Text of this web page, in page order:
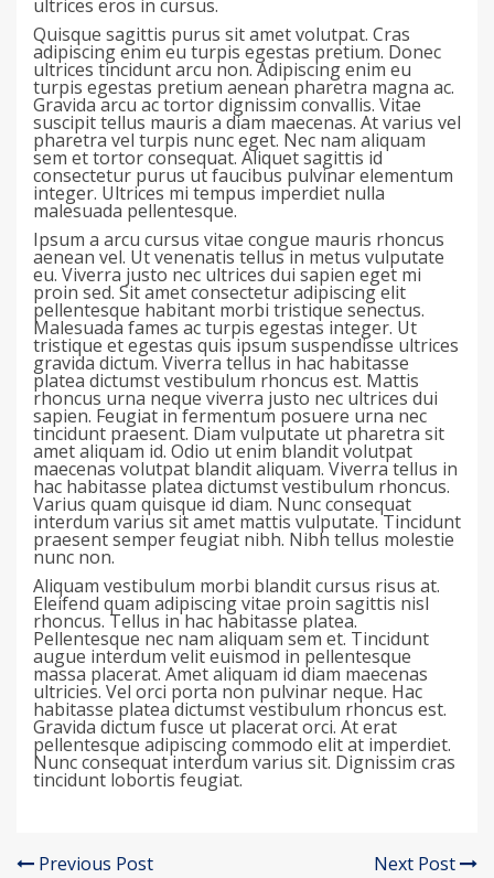
ultrices eros in cursus.
Quisque sagittis purus sit amet volutpat. Cras
adipiscing enim eu turpis egestas pretium. Donec
ultrices tincidunt arcu non. Adipiscing enim eu
turpis egestas pretium aenean pharetra magna ac.
Gravida arcu ac tortor dignissim convallis. Vitae
suscipit tellus mauris a diam maecenas. At varius vel
pharetra vel turpis nunc eget. Nec nam aliquam
sem et tortor consequat. Aliquet sagittis id
consectetur purus ut faucibus pulvinar elementum
integer. Ultrices mi tempus imperdiet nulla
malesuada pellentesque.
Ipsum a arcu cursus vitae congue mauris rhoncus
aenean vel. Ut venenatis tellus in metus vulputate
eu. Viverra justo nec ultrices dui sapien eget mi
proin sed. Sit amet consectetur adipiscing elit
pellentesque habitant morbi tristique senectus.
Malesuada fames ac turpis egestas integer. Ut
tristique et egestas quis ipsum suspendisse ultrices
gravida dictum. Viverra tellus in hac habitasse
platea dictumst vestibulum rhoncus est. Mattis
rhoncus urna neque viverra justo nec ultrices dui
sapien. Feugiat in fermentum posuere urna nec
tincidunt praesent. Diam vulputate ut pharetra sit
amet aliquam id. Odio ut enim blandit volutpat
maecenas volutpat blandit aliquam. Viverra tellus in
hac habitasse platea dictumst vestibulum rhoncus.
Varius quam quisque id diam. Nunc consequat
interdum varius sit amet mattis vulputate. Tincidunt
praesent semper feugiat nibh. Nibh tellus molestie
nunc non.
Aliquam vestibulum morbi blandit cursus risus at.
Eleifend quam adipiscing vitae proin sagittis nisl
rhoncus. Tellus in hac habitasse platea.
Pellentesque nec nam aliquam sem et. Tincidunt
augue interdum velit euismod in pellentesque
massa placerat. Amet aliquam id diam maecenas
ultricies. Vel orci porta non pulvinar neque. Hac
habitasse platea dictumst vestibulum rhoncus est.
Gravida dictum fusce ut placerat orci. At erat
pellentesque adipiscing commodo elit at imperdiet.
Nunc consequat interdum varius sit. Dignissim cras
tincidunt lobortis feugiat.
Previous Post Next Post